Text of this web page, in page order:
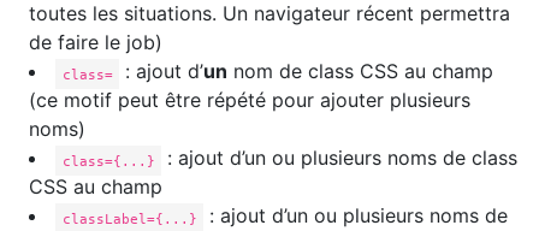
toutes les situations. Un navigateur récent permettra
de faire le job)
class= : ajout d’un nom de class CSS au champ
(ce motif peut être répété pour ajouter plusieurs
noms)
class={...}
: ajout d’un ou plusieurs noms de class
CSS au champ
classLabel={...}
: ajout d’un ou plusieurs noms de